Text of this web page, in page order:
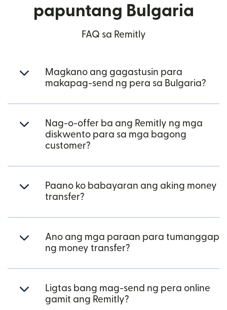
papuntang Bulgaria
FAQ sa Remitly
Magkano ang gagastusin para
makapag-send ng pera sa Bulgaria?
Nag-o-offer ba ang Remitly ng mga
diskwento para sa mga bagong
customer?
Paano ko babayaran ang aking money
transfer?
Ano ang mga paraan para tumanggap
ng money transfer?
Ligtas bang mag-send ng pera online
gamit ang Remitly?